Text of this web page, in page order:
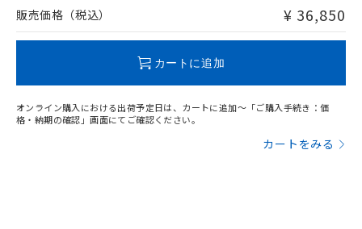
問い合わせください。
販売価格（税込） ¥ 36,850
カートに追加
オンライン購入における出荷予定日は、カートに追加～「ご購入手続き：価
格・納期の確認」画面にてご確認ください。
カートをみる